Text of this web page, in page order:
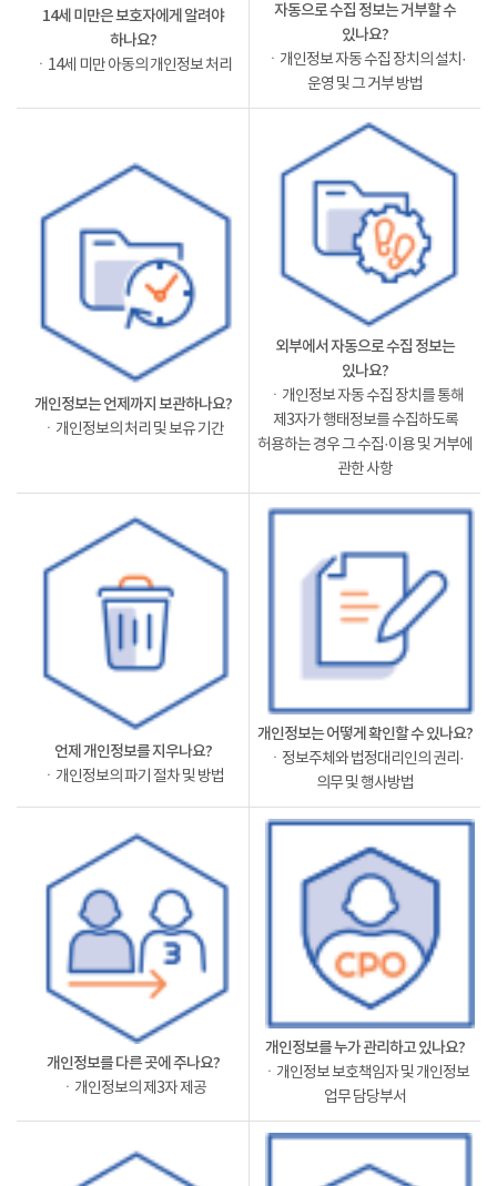
14세 미만은 보호자에게 알려야
하나요?
ㆍ14세 미만 아동의 개인정보 처리
자동으로 수집 정보는 거부할 수
있나요?
ㆍ개인정보 자동 수집 장치의 설치·
운영 및 그 거부 방법
개인정보는 언제까지 보관하나요?
ㆍ개인정보의 처리 및 보유 기간
외부에서 자동으로 수집 정보는
있나요?
ㆍ개인정보 자동 수집 장치를 통해
제3자가 행태정보를 수집하도록
허용하는 경우 그 수집·이용 및 거부에
관한 사항
언제 개인정보를 지우나요?
ㆍ개인정보의 파기 절차 및 방법
개인정보는 어떻게 확인할 수 있나요?
ㆍ정보주체와 법정대리인의 권리·
의무 및 행사방법
개인정보를 다른 곳에 주나요?
ㆍ개인정보의 제3자 제공
개인정보를 누가 관리하고 있나요?
ㆍ개인정보 보호책임자 및 개인정보
업무 담당부서